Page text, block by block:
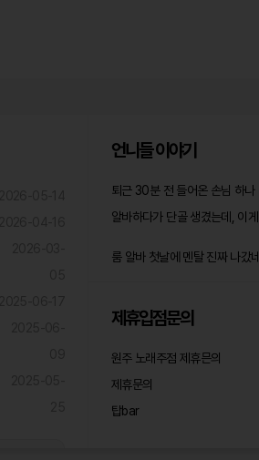
언니들 이야기
퇴근 30분 전 들어온 손님 하나
알바하다가 단골 생겼는데, 이
룸 알바 첫날에 멘탈 진짜 나갔
제휴입점문의
원주 노래주점 제휴믄의
제휴문의
탑bar